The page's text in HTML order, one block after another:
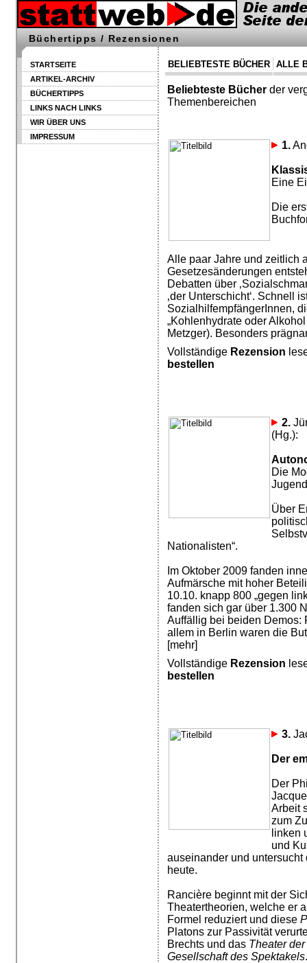
Büchertipps / Rezensionen
BELIEBTESTE BÜCHER ALLE
Beliebteste Bücherder
Themenbereichen
1.
Eine
Die
Alle paar Jahre und zeitlich
Gesetzesänderungen
Debatten über
‚der Unterschicht‘. Schnell
SozialhilfempfängerInnen,
„Kohlenhydrate oder
Metzger). Besonders
Vollständige Rezension
bestellen
2.
(Hg.):
Die
Über
Nationalisten“.
Im Oktober 2009 fanden
Aufmärsche mit hoher
10.10. knapp 800 „gegen
fanden sich gar über 1.300
Auffällig bei beiden Demos:
allem in Berlin waren die
[mehr]
Vollständige Rezension
bestellen
3.
Der
Der
Arbeit
zum
linken
und
auseinander und
heute.
Rancière beginnt mit der
Theatertheorien, welche er
Formel reduziert und diese
Platons zur Passivität
Brechts und das Theater
Gesellschaft des Spektakels
STARTSEITE
ARTIKEL-ARCHIV
BÜCHERTIPPS
LINKS NACH LINKS
WIR ÜBER UNS
IMPRESSUM